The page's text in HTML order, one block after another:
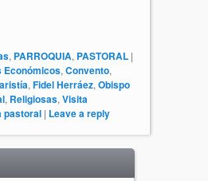
, PARROQUIA, PASTORAL |
Económicos, Convento,
, Fidel Herráez, Obispo
, Religiosas, Visita
pastoral | Leave a reply